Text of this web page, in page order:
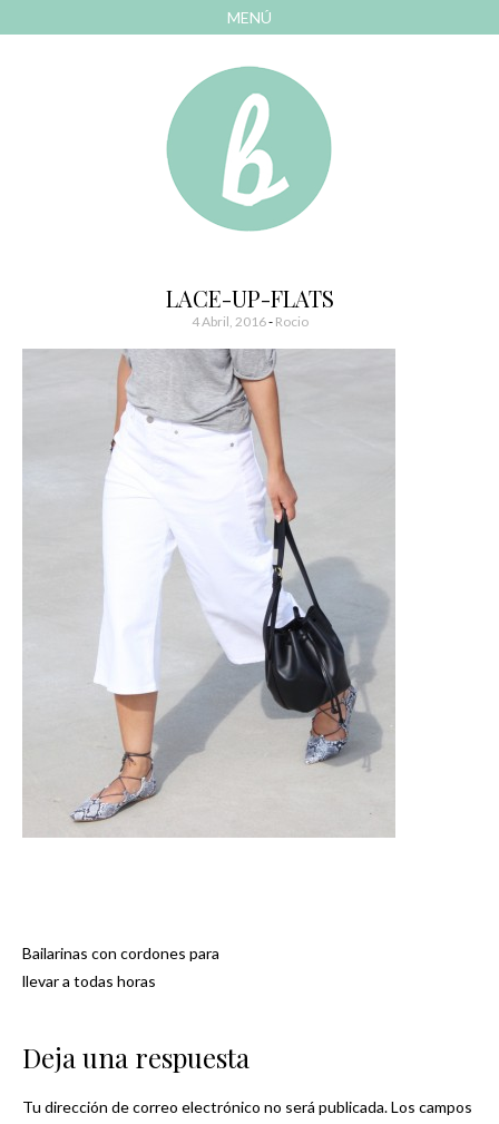
MENÚ
Bonitismos
LACE-UP-FLATS
4 Abril, 2016- Rocio
Navegación
Bailarinas con cordones para
llevar a todas horas
Deja una respuesta
Tu dirección de correo electrónico no será publicada.Los campos